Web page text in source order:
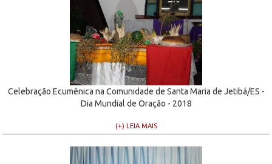
Celebração Ecumênica na Comunidade de Santa Maria de Jetibá/ES -
Dia Mundial de Oração - 2018
(+) LEIA MAIS